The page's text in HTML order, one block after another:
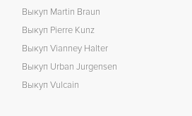
Выкуп Martin Braun
Выкуп Pierre Kunz
Выкуп Vianney Halter
Выкуп Urban Jurgensen
Выкуп Vulcain